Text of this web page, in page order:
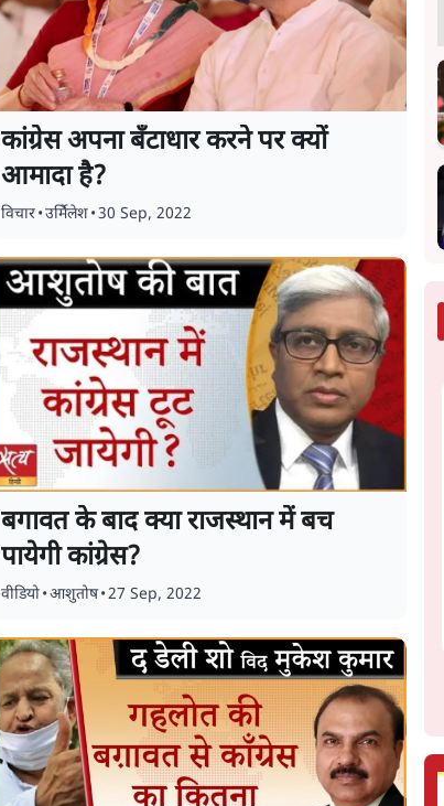
कांग्रेस अपना बँटाधार करने पर क्यों
आमादा है?
विचार•उर्मिेलेश•30 Sep, 2022
बगावत के बाद क्या राजस्थान में बच
पायेगी कांग्रेस?
वीडियो•आशुतोष•27 Sep, 2022